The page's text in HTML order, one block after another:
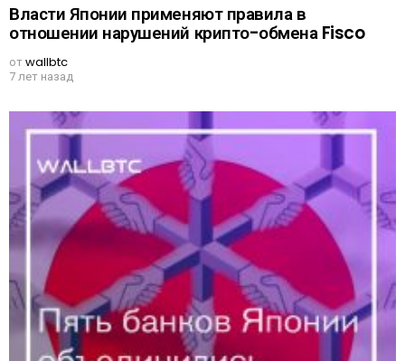
Власти Японии применяют правила в
отношении нарушений крипто-обмена Fisco
отwallbtc
7 лет назад